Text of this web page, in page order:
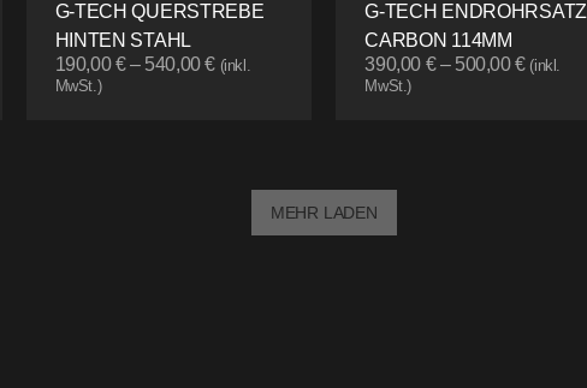
G-TECH QUERSTREBE
HINTEN STAHL
190,00€– 540,00€ (inkl.
MwSt.)
G-TECH ENDROHRSATZ
CARBON 114MM
390,00 €– 500,00€ (inkl.
MwSt.)
MEHR LADEN